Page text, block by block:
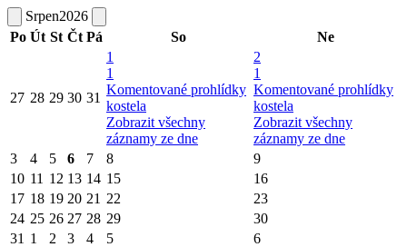
Srpen2026
Po Út St Čt Pá So Ne
27 28 29 30 31
1
1
Komentované prohlídky
kostela
Zobrazit všechny
záznamy ze dne
2
1
Komentované prohlídky
kostela
Zobrazit všechny
záznamy ze dne
3
4 5 6 7 8
9
10 11 12 13 14 15
16
17 18 19 20 21 22
23
24 25 26 27 28 29
30
31 1 2 3 4 5 6